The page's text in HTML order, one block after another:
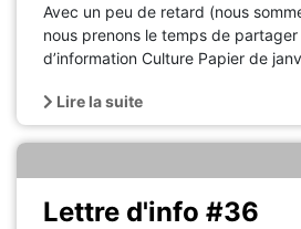
Avec un peu de retard (nous
nous prenons le temps de
d’information Culture Papier de
Lire la suite
Lettre d'info #36